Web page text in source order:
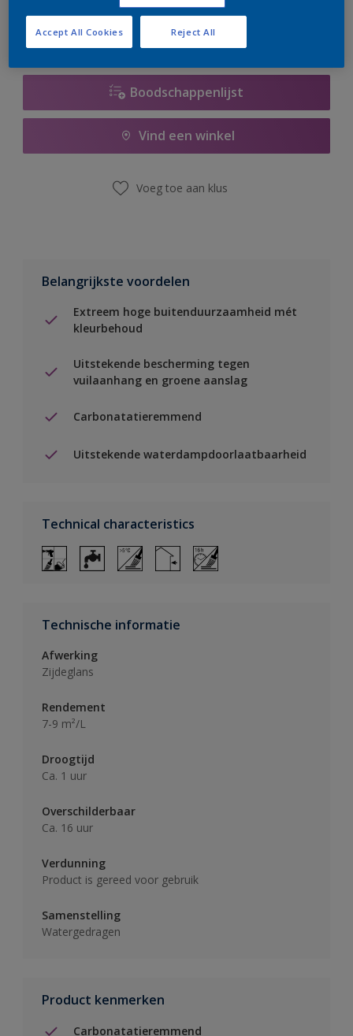
Boodschappenlijst
Vind een winkel
Voeg toe aan klus
Belangrijkste voordelen
Extreem hoge buitenduurzaamheid mét
kleurbehoud
Uitstekende bescherming tegen
vuilaanhang en groene aanslag
Carbonatatieremmend
Uitstekende waterdampdoorlaatbaarheid
Technical characteristics
Technische informatie
Afwerking
Zijdeglans
Rendement
7-9 m²/L
Droogtijd
Ca. 1 uur
Overschilderbaar
Ca. 16 uur
Verdunning
Product is gereed voor gebruik
Samenstelling
Watergedragen
Product kenmerken
Carbonatatieremmend
Reject All
Accept All Cookies